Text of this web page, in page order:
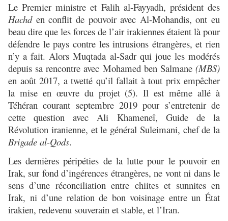
Le Premier ministre et Falih al-Fayyadh, président des
Hachden conflit de pouvoir avec Al-Mohandis, ont eu
beau dire que les forces de l’air irakiennes étaient là pour
défendre le pays contre les intrusions étrangères, et rien
n’y a fait. Alors Muqtada al-Sadr qui joue les modérés
depuis sa rencontre avec Mohamed ben Salmane (MBS)
en août 2017, a twetté qu’il fallait à tout prix empêcher
la mise en œuvre du projet (5). Il est même allé à
Téhéran courant septembre 2019 pour s’entretenir de
cette question avec Ali Khameneî, Guide de la
Révolution iranienne, et le général Suleimani, chef de la
Brigade al-Qods.
Les dernières péripéties de la lutte pour le pouvoir en
Irak, sur fond d’ingérences étrangères, ne vont ni dans le
sens d’une réconciliation entre chiites et sunnites en
Irak, ni d’une relation de bon voisinage entre un État
irakien, redevenu souverain et stable, et l’Iran.